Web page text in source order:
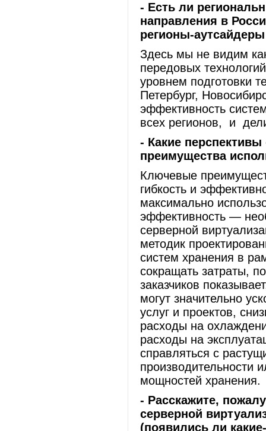
- Есть ли
направления в
регионы-
Здесь мы не видим
передовых
уровнем подготовки
Петербург,
эффективность
всех регионов, и
- Какие
преимущества
Ключевые
гибкость и
максимально
эффективность —
серверной
методик
систем хранения в
сокращать затраты,
заказчиков
могут значительно
услуг и проектов,
расходы на
расходы на
справляться с
производительности
мощностей хранения.
- Расскажите,
серверной
(появились ли